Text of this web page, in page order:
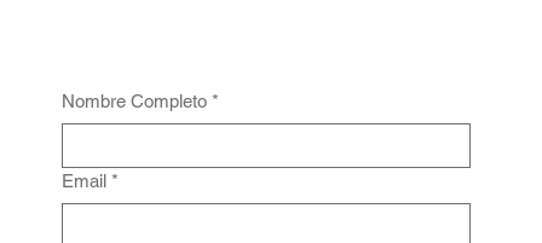
Nombre Completo *
Email *